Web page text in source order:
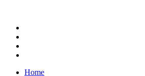
Home